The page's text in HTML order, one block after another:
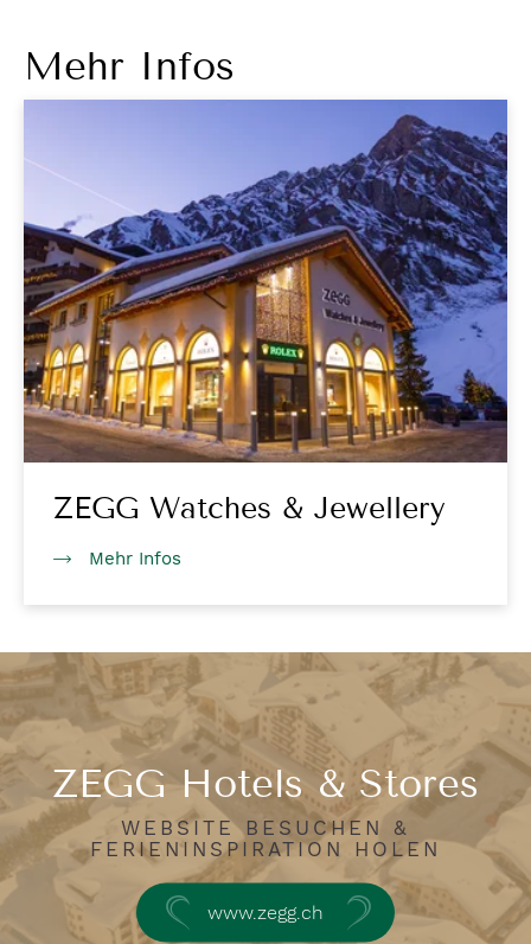
Mehr Infos
ZEGG Watches & Jewellery
Mehr Infos
ZEGG Hotels & Stores
WEBSITE BESUCHEN &
FERIENINSPIRATION HOLEN
www.zegg.ch